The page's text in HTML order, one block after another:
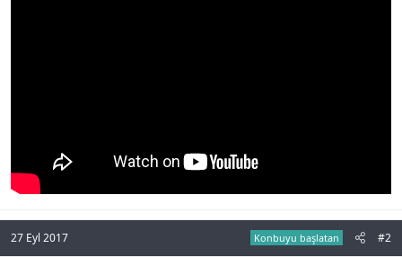
27 Eyl 2017 Konbuyu başlatan #2